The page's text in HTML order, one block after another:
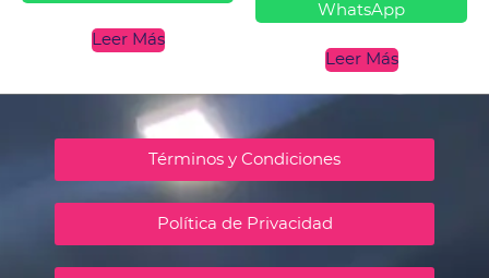
Leer Más
WhatsApp
Leer Más
Términos y Condiciones
Política de Privacidad